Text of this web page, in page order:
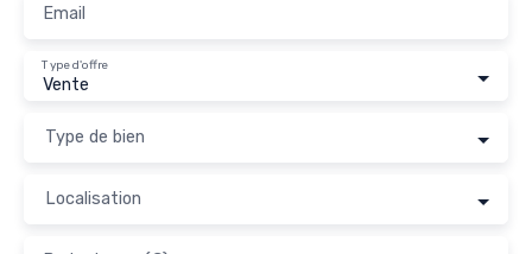
Email
Vente
Type d'offre
Type de bien
Localisation